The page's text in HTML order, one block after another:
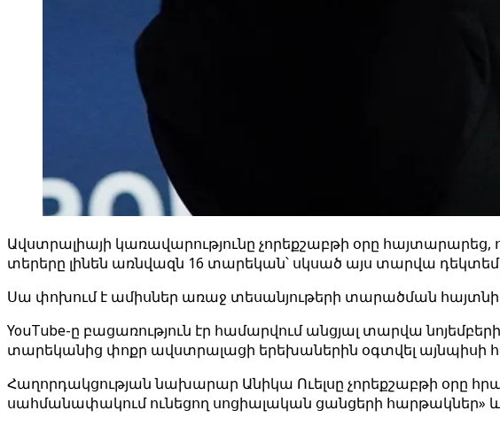
Ավստրալիայի կառավարությունը չորեքշաբթի օրը հայտարարեց,
տերերը լինեն առնվազն 16 տարեկան՝ սկսած այս տարվա
Սա փոխում է ամիսներ առաջ տեսանյութերի տարածման հայտնի
YouTube-ը բացառություն էր համարվում անցյալ տարվա
տարեկանից փոքր ավստրալացի երեխաներին օգտվել այնպիսի
Հաղորդակցության նախարար Անիկա Ուելսը չորեքշաբթի օրը
սահմանափակում ունեցող սոցիալական ցանցերի